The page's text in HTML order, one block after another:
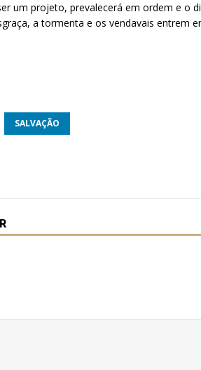
um projeto, prevalecerá em ordem e o
a tormenta e os vendavais entrem
SALVAÇÃO